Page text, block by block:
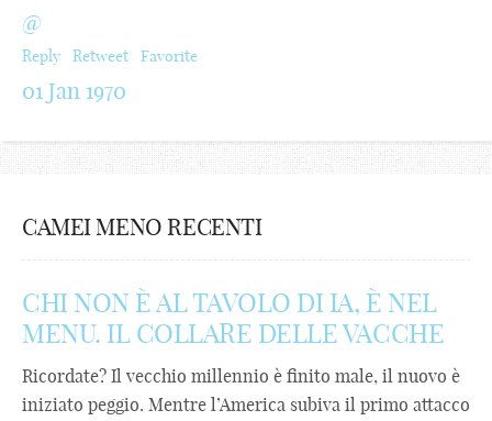
@
Reply Retweet Favorite
01 Jan 1970
CAMEI MENO RECENTI
CHI NON È AL TAVOLO DI IA, È NEL
MENU. IL COLLARE DELLE VACCHE
Ricordate? Il vecchio millennio è finito male, il nuovo è
iniziato peggio. Mentre l’America subiva il primo attacco